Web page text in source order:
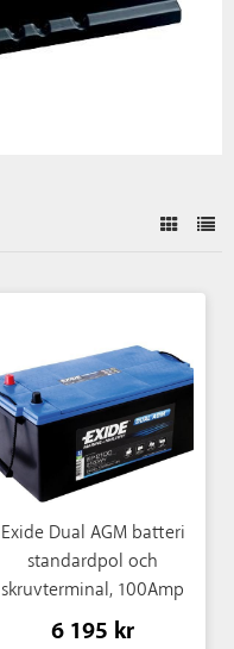
Exide Dual AGM batteri
standardpol och
skruvterminal, 100Amp
6 195 kr